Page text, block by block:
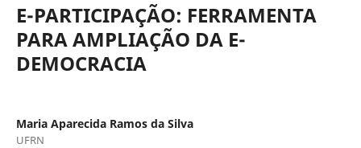
E-PARTICIPAÇÃO: FERRAMENTA
PARA AMPLIAÇÃO DA E-
DEMOCRACIA
Maria Aparecida Ramos da Silva
UFRN